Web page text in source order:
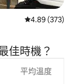
從 373 則評價
4.89 (373)
佳時機？
平均溫度